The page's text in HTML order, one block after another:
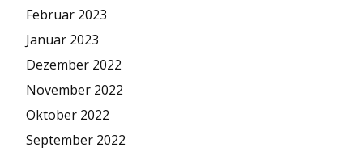
Februar 2023
Januar 2023
Dezember 2022
November 2022
Oktober 2022
September 2022